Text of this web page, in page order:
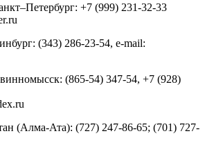
+7 (999) 231-32-33
(343) 286-23-54, e-mail:
(865-54) 347-54, +7 (928)
(Алма-Ата): (727) 247-86-65; (701) 727-